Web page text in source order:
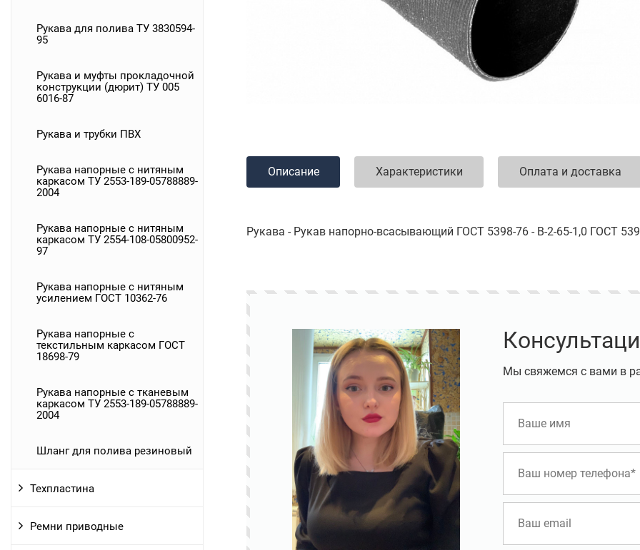
Рукава для полива ТУ 3830594-
95
Рукава и муфты прокладочной
конструкции (дюрит) ТУ 005
6016-87
Рукава и трубки ПВХ
Рукава напорные с нитяным
каркасом ТУ 2553-189-05788889-
2004
Рукава напорные с нитяным
каркасом ТУ 2554-108-05800952-
97
Рукава напорные с нитяным
усилением ГОСТ 10362-76
Рукава напорные с
текстильным каркасом ГОСТ
18698-79
Рукава напорные с тканевым
каркасом ТУ 2553-189-05788889-
2004
Шланг для полива резиновый
Техпластина
Ремни приводные
Описание Характеристики Оплата и доставка
Рукава - Рукав напорно-всасывающий ГОСТ 5398-76 - В-2-65-1,0 ГОСТ
Мы свяжемся с вами в